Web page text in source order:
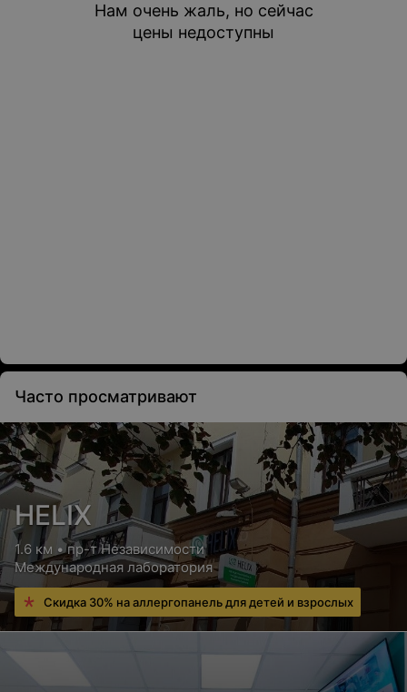
Нам очень жаль, но сейчас
цены недоступны
Часто просматривают
HELIX
1.6 км • пр-т Независимости
Международная лаборатория
Скидка 30% на аллергопанель для детей и взрослых